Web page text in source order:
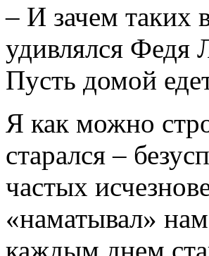
– И зачем таких
удивлялся Федя
Пусть домой
Я как можно
старался –
частых
«наматывал»
каждым днем